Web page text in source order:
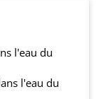
l'eau du
l'eau du